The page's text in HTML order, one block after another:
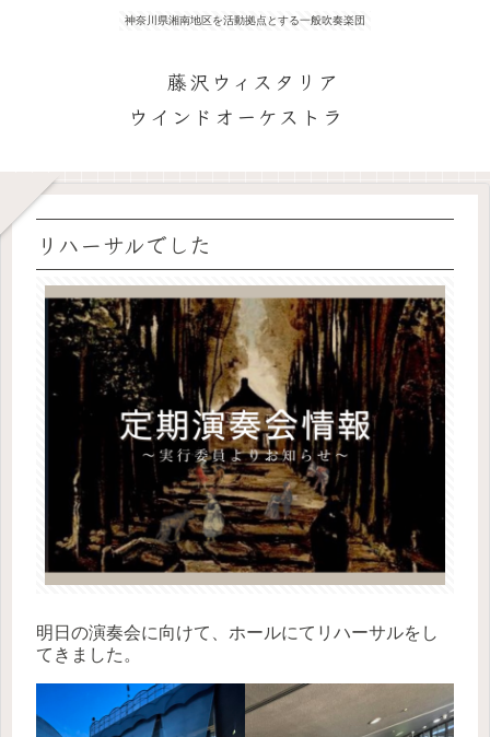
神奈川県湘南地区を活動拠点とする一般吹奏楽団
藤沢ウィスタリア
ウインドオーケストラ
リハーサルでした
明日の演奏会に向けて、ホールにてリハーサルをし
てきました。